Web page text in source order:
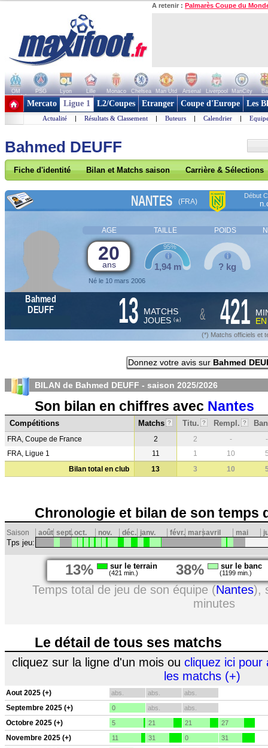
A retenir : Palmarès Coupe du
OM PSG Lyon Lille Monaco Chelsea Man Utd Arsenal Liverpool ManCity
+ de clubs
Mercato Ligue 1 L2/Coupes Etranger Coupe d'Europe Les
Actualité | Résultats & Classement | Buteurs | Calendrier |
Bahmed DEUFF
Fiche d'identité Bilan et Matchs saison Carrière & Sélections
NANTES (FRA)
Début
AGE TAILLE POIDS
20
ans
Né le 10 mars 2006
1,94 m
95%
? kg
Bahmed
DEUFF
13 MATCHS
JOUES (*) & 421
(*) Matchs officiels et
Donnez votre avis sur Bahmed
BILAN de Bahmed DEUFF - saison 2025/2026
Son bilan en chiffres avec Nantes
Compétitions Matchs ? Titu. ? Rempl. ?
FRA, Coupe de France 2 2 -
-
FRA, Ligue 1
11 1 10
Bilan total en club
13 3 10
Chronologie et bilan de son temps
Saison août sept.oct. nov. déc. janv. févr. marsavril mai
Tps jeu:
13% sur le terrain
(421 min.) 38% sur le banc
(1199 min.)
Temps total de jeu de son équipe (Nantes),
minutes
Le détail de tous ses matchs
cliquez sur la ligne d'un mois ou cliquez ici pour
les matchs (+)
Aout 2025 (+) abs. abs. abs.
Septembre 2025 (+) 0 abs. abs.
Octobre 2025 (+) 5 21 21 27
Novembre 2025 (+) 11 31 0 31